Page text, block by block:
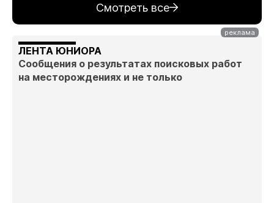
Смотреть все
ЛЕНТА ЮНИОРА
Сообщения о результатах поисковых работ
на месторождениях и не только